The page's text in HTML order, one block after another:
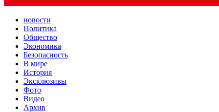
новости
Политика
Общество
Экономика
Безопасность
В мире
История
Эксклюзивы
Фото
Видео
Архив